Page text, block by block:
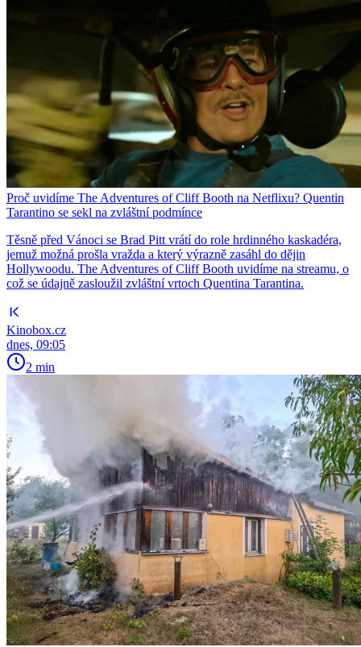
Proč uvidíme The Adventures of Cliff Booth na Netflixu? Quentin
Tarantino se sekl na zvláštní podmínce
Těsně před Vánoci se Brad Pitt vrátí do role hrdinného kaskadéra,
jemuž možná prošla vražda a který výrazně zasáhl do dějin
Hollywoodu. The Adventures of Cliff Booth uvidíme na streamu, o
což se údajně zasloužil zvláštní vrtoch Quentina Tarantina.
Kinobox.cz
dnes, 09:05
2 min